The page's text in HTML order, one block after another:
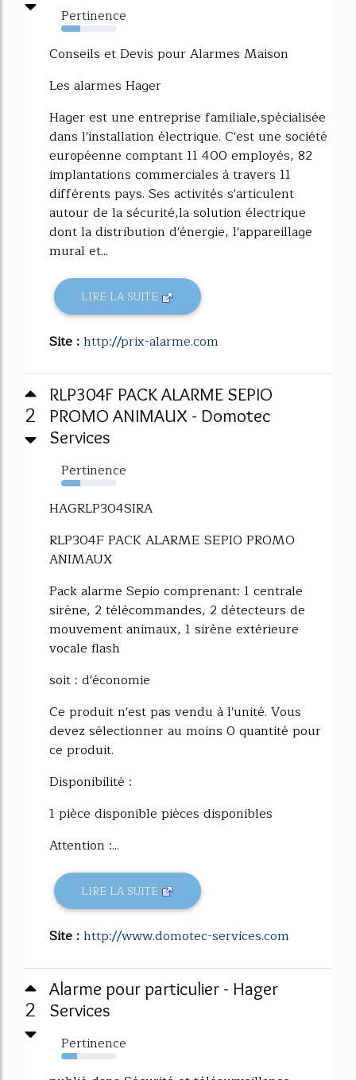
Pertinence
34%
Conseils et Devis pour Alarmes Maison
Les alarmes Hager
Hager est une entreprise familiale,spécialisée
dans l'installation électrique. C'est une société
européenne comptant 11 400 employés, 82
implantations commerciales à travers 11
différents pays. Ses activités s'articulent
autour de la sécurité,la solution électrique
dont la distribution d'énergie, l'appareillage
mural et...
LIRE LA SUITE
Site :http://prix-alarme.com
2
RLP304F PACK ALARME SEPIO
PROMO ANIMAUX - Domotec
Services
Pertinence
34%
HAGRLP304SIRA
RLP304F PACK ALARME SEPIO PROMO
ANIMAUX
Pack alarme Sepio comprenant: 1 centrale
sirène, 2 télécommandes, 2 détecteurs de
mouvement animaux, 1 sirène extérieure
vocale flash
soit : d'économie
Ce produit n'est pas vendu à l'unité. Vous
devez sélectionner au moins 0 quantité pour
ce produit.
Disponibilité :
1 pièce disponible pièces disponibles
Attention :...
LIRE LA SUITE
Site :http://www.domotec-services.com
2
Alarme pour particulier - Hager
Services
Pertinence
29%